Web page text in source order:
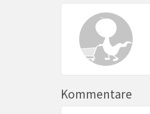
Kommentare